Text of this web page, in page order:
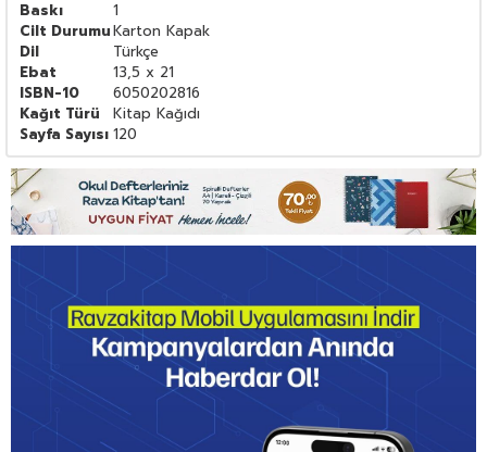
Baskı
1
Cilt DurumuKarton Kapak
Dil
Türkçe
Ebat
13,5 x 21
ISBN-10
6050202816
Kağıt Türü
Kitap Kağıdı
Sayfa Sayısı 120